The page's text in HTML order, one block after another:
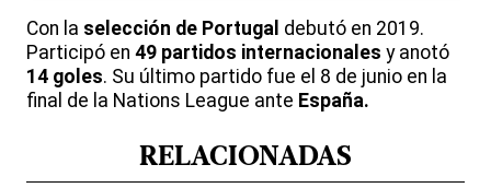
Con la selección de Portugal debutó en 2019.
Participó en 49 partidos internacionales y anotó
14 goles. Su último partido fue el 8 de junio en la
final de la Nations League ante España.
RELACIONADAS